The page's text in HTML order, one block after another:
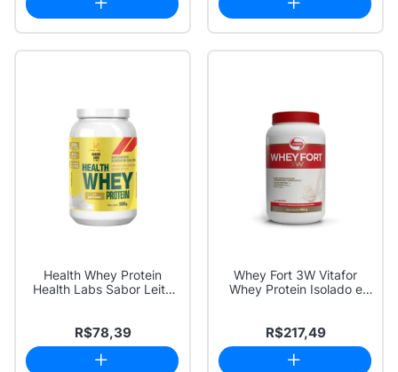
Health Whey Protein
Health Labs Sabor Leite
R$78,39
Whey Fort 3W Vitafor
Whey Protein Isolado e
R$217,49